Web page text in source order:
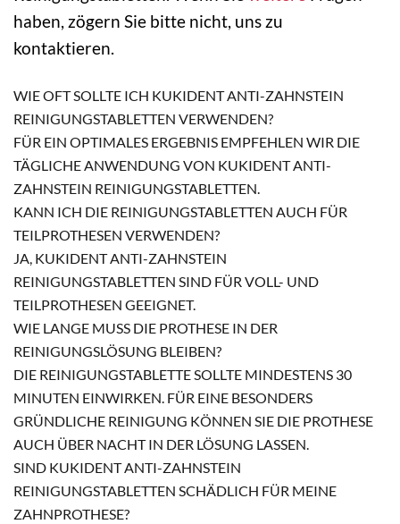
haben, zögern Sie bitte nicht, uns zu
kontaktieren.
WIE OFT SOLLTE ICH KUKIDENT ANTI-ZAHNSTEIN
REINIGUNGSTABLETTEN VERWENDEN?
FÜR EIN OPTIMALES ERGEBNIS EMPFEHLEN WIR DIE
TÄGLICHE ANWENDUNG VON KUKIDENT ANTI-
ZAHNSTEIN REINIGUNGSTABLETTEN.
KANN ICH DIE REINIGUNGSTABLETTEN AUCH FÜR
TEILPROTHESEN VERWENDEN?
JA, KUKIDENT ANTI-ZAHNSTEIN
REINIGUNGSTABLETTEN SIND FÜR VOLL- UND
TEILPROTHESEN GEEIGNET.
WIE LANGE MUSS DIE PROTHESE IN DER
REINIGUNGSLÖSUNG BLEIBEN?
DIE REINIGUNGSTABLETTE SOLLTE MINDESTENS 30
MINUTEN EINWIRKEN. FÜR EINE BESONDERS
GRÜNDLICHE REINIGUNG KÖNNEN SIE DIE PROTHESE
AUCH ÜBER NACHT IN DER LÖSUNG LASSEN.
SIND KUKIDENT ANTI-ZAHNSTEIN
REINIGUNGSTABLETTEN SCHÄDLICH FÜR MEINE
ZAHNPROTHESE?